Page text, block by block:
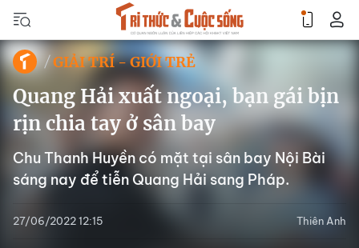
GIẢI TRÍ - GIỚI TRẺ
Quang Hải xuất ngoại, bạn gái bịn
rịn chia tay ở sân bay
Chu Thanh Huyền có mặt tại sân bay Nội Bài
sáng nay để tiễn Quang Hải sang Pháp.
27/06/2022 12:15 Thiên Anh